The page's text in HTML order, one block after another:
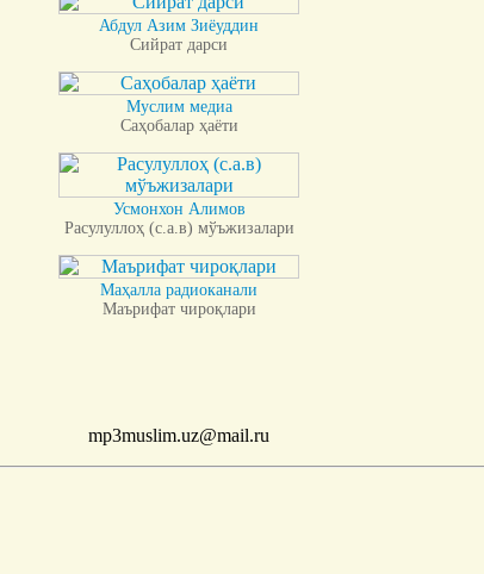
Абдул Азим Зиёуддин
Сийрат дарси
Муслим медиа
Саҳобалар ҳаёти
Усмонхон Алимов
Расулуллоҳ (с.а.в) мўъжизалари
Маҳалла радиоканали
Маърифат чироқлари
mp3muslim.uz@mail.ru